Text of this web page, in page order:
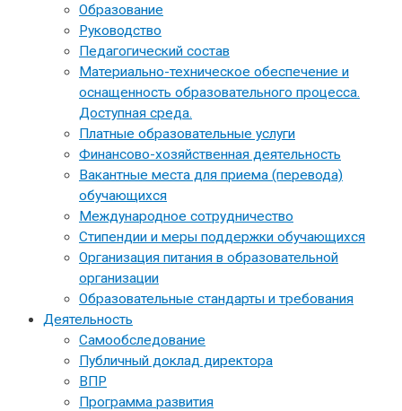
Образование
Руководство
Педагогический состав
Материально-техническое обеспечение и
оснащенность образовательного процесса.
Доступная среда.
Платные образовательные услуги
Финансово-хозяйственная деятельность
Вакантные места для приема (перевода)
обучающихся
Международное сотрудничество
Стипендии и меры поддержки обучающихся
Организация питания в образовательной
организации
Образовательные стандарты и требования
Деятельность
Самообследование
Публичный доклад директора
ВПР
Программа развития